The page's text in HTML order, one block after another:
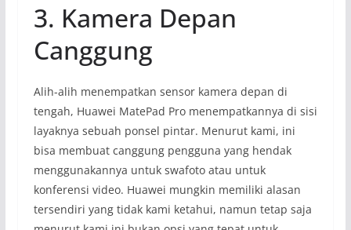
3. Kamera Depan
Canggung
Alih-alih menempatkan sensor kamera depan di
tengah, Huawei MatePad Pro menempatkannya di sisi
layaknya sebuah ponsel pintar. Menurut kami, ini
bisa membuat canggung pengguna yang hendak
menggunakannya untuk swafoto atau untuk
konferensi video. Huawei mungkin memiliki alasan
tersendiri yang tidak kami ketahui, namun tetap saja